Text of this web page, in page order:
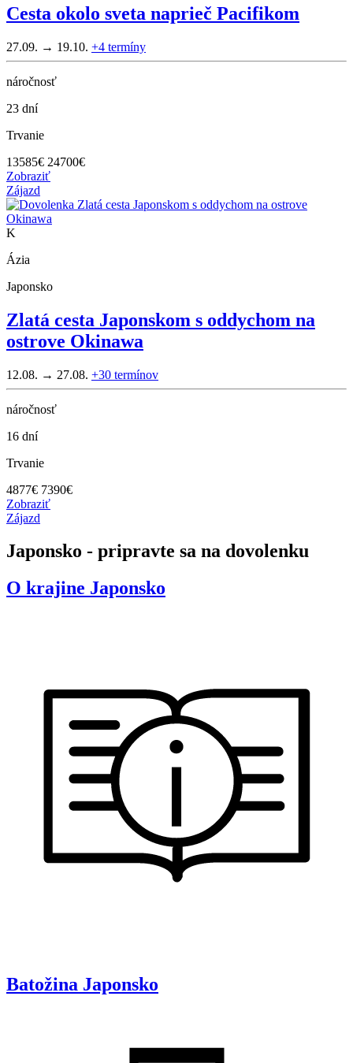
Cesta okolo sveta naprieč Pacifikom
27.09. → 19.10. +4 termíny
náročnosť
23 dní
Trvanie
13585€ 24700€
Zobraziť
Zájazd
K
Ázia
Japonsko
Zlatá cesta Japonskom s oddychom na
ostrove Okinawa
12.08. → 27.08. +30 termínov
náročnosť
16 dní
Trvanie
4877€ 7390€
Zobraziť
Zájazd
Japonsko - pripravte sa na dovolenku
O krajine Japonsko
Batožina Japonsko